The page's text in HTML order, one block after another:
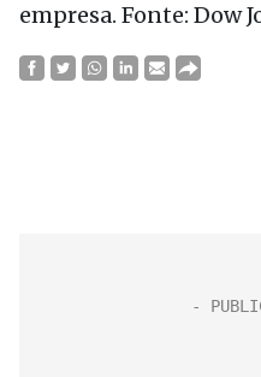
empresa. Fonte: Dow